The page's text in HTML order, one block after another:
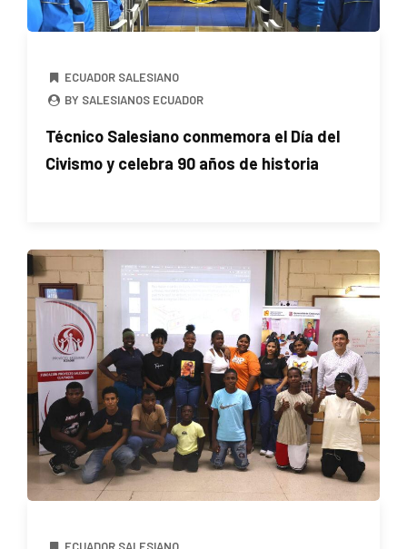
ECUADOR SALESIANO
BY SALESIANOS ECUADOR
Técnico Salesiano conmemora el Día del
Civismo y celebra 90 años de historia